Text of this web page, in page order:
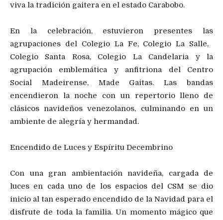
viva la tradición gaitera en el estado Carabobo.
​En la celebración, estuvieron presentes las
agrupaciones del ​Colegio La Fe, ​Colegio La Salle, ​
Colegio Santa Rosa, Colegio La Candelaria y la
agrupación emblemática y anfitriona del Centro
Social Madeirense, Made Gaitas. ​Las bandas
encendieron la noche con un repertorio lleno de
clásicos navideños venezolanos, culminando en un
ambiente de alegría y hermandad.
Encendido de Luces y Espíritu Decembrino
Con una gran ambientación navideña, cargada de
luces en cada uno de los espacios del CSM ​se dio
inicio al tan esperado encendido de la Navidad para el
disfrute de toda la familia. Un momento mágico que